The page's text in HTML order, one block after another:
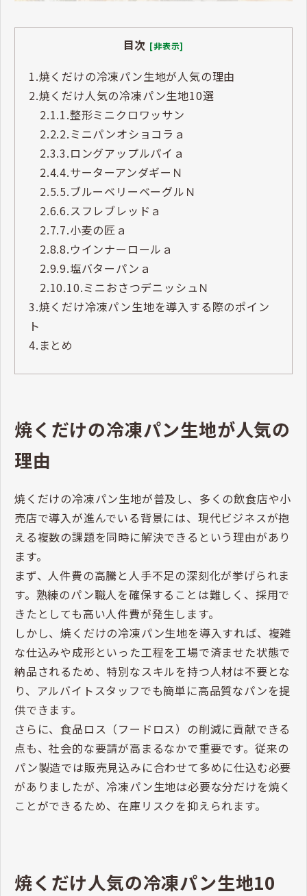
目次 [非表示]
1.焼くだけの冷凍パン生地が人気の理由
2.焼くだけ人気の冷凍パン生地10選
2.1.1.整形ミニクロワッサン
2.2.2.ミニパンオショコラａ
2.3.3.ロングアップルパイａ
2.4.4.サーターアンダギーＮ
2.5.5.ブルーベリーベーグルＮ
2.6.6.スフレブレッドａ
2.7.7.小麦の匠ａ
2.8.8.ウインナーロールａ
2.9.9.塩バターパンａ
2.10.10.ミニおさつデニッシュＮ
3.焼くだけ冷凍パン生地を導入する際のポイン
ト
4. まとめ
焼くだけの冷凍パン生地が人気の
理由
焼くだけの冷凍パン生地が普及し、多くの飲食店や小
売店で導入が進んでいる背景には、現代ビジネスが抱
える複数の課題を同時に解決できるという理由があり
ます。
まず、人件費の高騰と人手不足の深刻化が挙げられま
す。熟練のパン職人を確保することは難しく、採用で
きたとしても高い人件費が発生します。
しかし、焼くだけの冷凍パン生地を導入すれば、複雑
な仕込みや成形といった工程を工場で済ませた状態で
納品されるため、特別なスキルを持つ人材は不要とな
り、アルバイトスタッフでも簡単に高品質なパンを提
供できます。
さらに、食品ロス（フードロス）の削減に貢献できる
点も、社会的な要請が高まるなかで重要です。従来の
パン製造では販売見込みに合わせて多めに仕込む必要
がありましたが、冷凍パン生地は必要な分だけを焼く
ことができるため、在庫リスクを抑えられます。
焼くだけ人気の冷凍パン生地10